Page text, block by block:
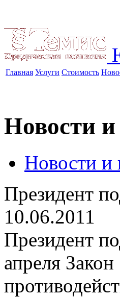
Главная Услуги Стоимость
Новости
Новости и
Президент
10.06.2011
Президент
апреля